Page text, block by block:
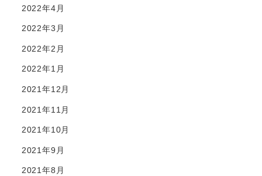
2022年4月
2022年3月
2022年2月
2022年1月
2021年12月
2021年11月
2021年10月
2021年9月
2021年8月